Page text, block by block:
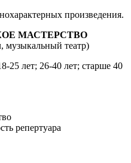
произведения.
МАСТЕРСТВО
музыкальный театр)
25 лет; 26-40 лет; старше 40
репертуара